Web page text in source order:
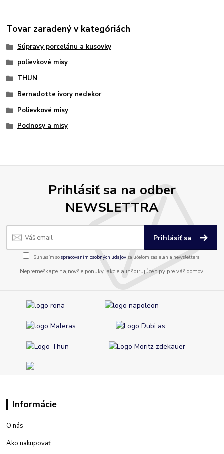
Tovar zaradený v kategóriách
Súpravy porcelánu a kusovky
polievkové misy
THUN
Bernadotte ivory nedekor
Polievkové misy
Podnosy a misy
Prihlásiť sa na odber
NEWSLETTRA
Prihlásiť sa
Súhlasím sospracovaním osobných údajov za účelom zasielania newslettera.
Nepremeškajte najnovšie ponuky, akcie a inšpirujúce tipy pre váš domov.
Informácie
O nás
Ako nakupovať